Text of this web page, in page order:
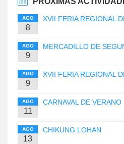
AGO
8
XVII FERIA REGIONAL
AGO
9
MERCADILLO DE
AGO
9
XVII FERIA REGIONAL
AGO
11
CARNAVAL DE VERANO
AGO
13
CHIKUNG LOHAN